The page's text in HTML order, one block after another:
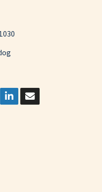
1030